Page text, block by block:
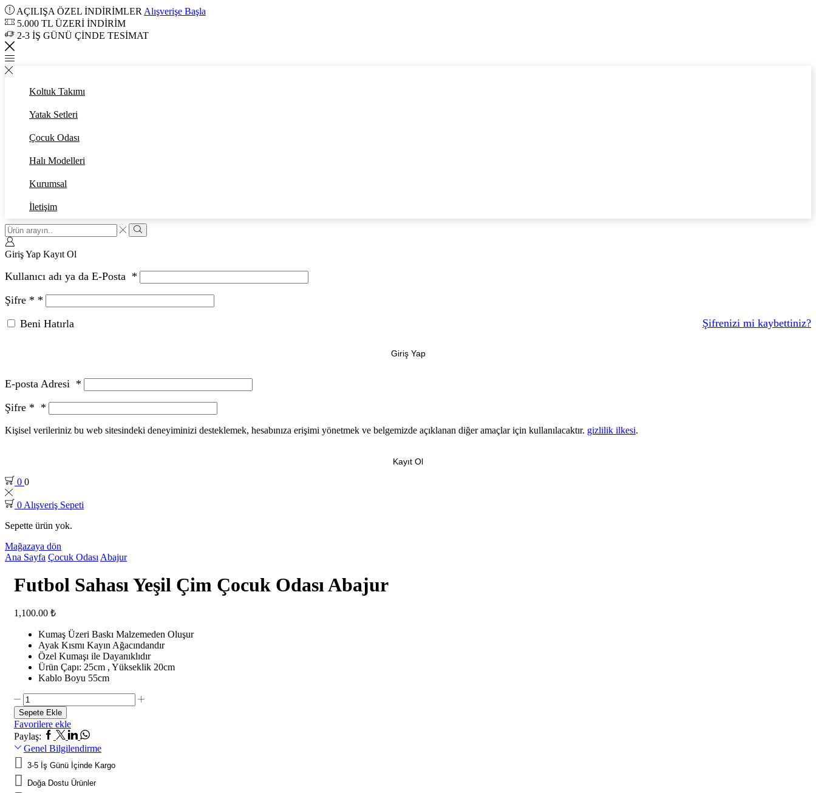
AÇILIŞA ÖZEL İNDİRİMLER Alışverişe Başla
5.000 TL ÜZERİ İNDİRİM
2-3 İŞ GÜNÜ ÇİNDE TESİMAT
Koltuk Takımı
Yatak Setleri
Çocuk Odası
Halı Modelleri
Kurumsal
İletişim
Search
input
Arama
Giriş Yap Kayıt Ol
Kullanıcı adı ya da E-Posta *
Şifre * *
Şifrenizi mi kaybettiniz?
Beni Hatırla
Giriş Yap
E-posta Adresi *
Şifre * *
Kişisel verileriniz bu web sitesindeki deneyiminizi desteklemek, hesabınıza erişimi yönetmek ve belgemizde açıklanan diğer amaçlar için kullanılacaktır. gizlilik ilkesi.
Kayıt Ol
0 0
0 Alışveriş Sepeti
Sepette ürün yok.
Mağazaya dön
Ana Sayfa Çocuk Odası Abajur
Futbol Sahası Yeşil Çim Çocuk Odası Abajur
1,100.00 ₺
Kumaş Üzeri Baskı Malzemeden Oluşur
Ayak Kısmı Kayın Ağacındandır
Özel Kumaşı ile Dayanıklıdır
Ürün Çapı: 25cm , Yükseklik 20cm
Kablo Boyu 55cm
Futbol
Sahası
Yeşil
Çim
Çocuk
Odası
Abajur
Sepete Ekle
Favorilere ekle
Paylaş: Facebook
Twitter
Linkedin
Whatsapp
Genel Bilgilendirme
3-5 İş Günü İçinde Kargo
Doğa Dostu Ürünler